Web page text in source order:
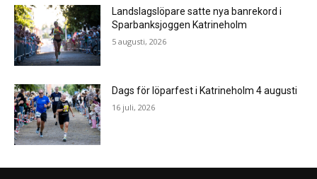
Landslagslöpare satte nya banrekord i
Sparbanksjoggen Katrineholm
5 augusti, 2026
Dags för löparfest i Katrineholm 4 augusti
16 juli, 2026